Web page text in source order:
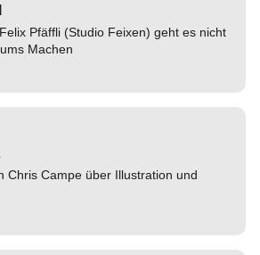
Pfäffli (Studio Feixen) geht es nicht
Machen
Chris Campe über Illustration und